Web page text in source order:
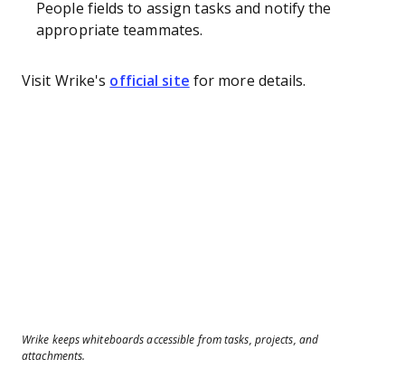
People fields to assign tasks and notify the
appropriate teammates.
Visit Wrike's official site for more details.
Wrike keeps whiteboards accessible from tasks, projects, and
attachments.